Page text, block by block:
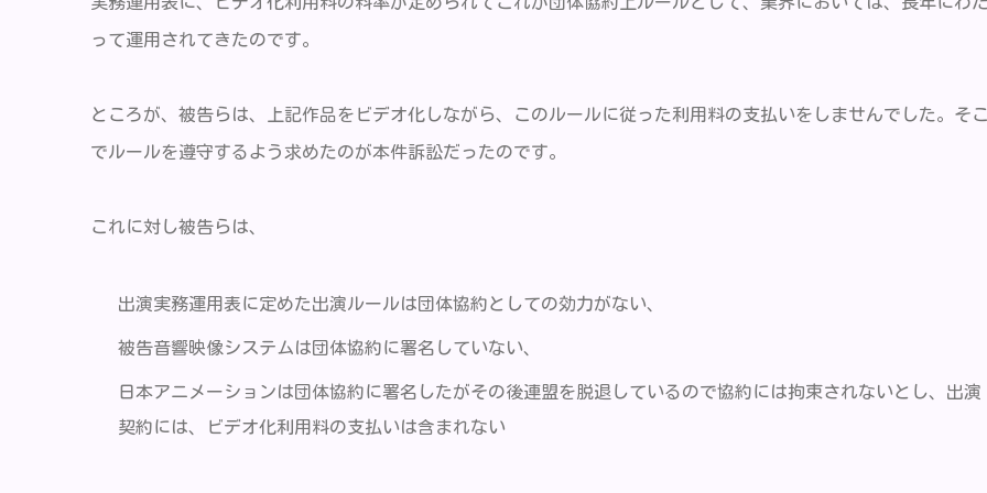
って運用されてきたのです。
ところが、被告らは、上記作品をビデオ化しながら、このルールに従った利用料の支払いをしませんでした。そ
でルールを遵守するよう求めたのが本件訴訟だったのです。
これに対し被告らは、
出演実務運用表に定めた出演ルールは団体協約としての効力がない、
被告音響映像システムは団体協約に署名していない、
日本アニメーションは団体協約に署名したがその後連盟を脱退しているので協約には拘束されないとし、出演
契約には、ビデオ化利用料の支払いは含まれない